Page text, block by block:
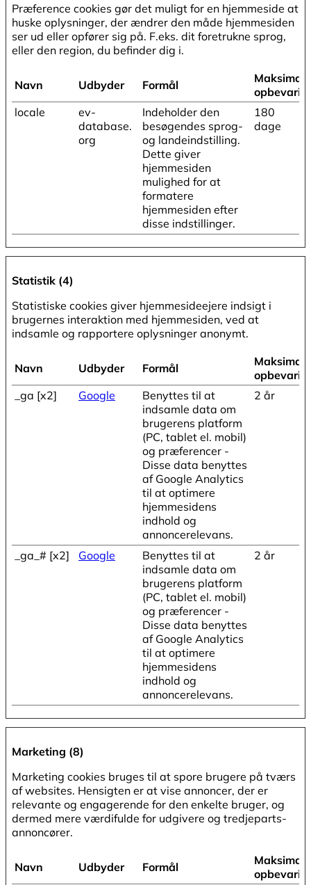
Præference cookies gør det muligt for en hjemmeside at
huske oplysninger, der ændrer den måde hjemmesiden
ser ud eller opfører sig på. F.eks. dit foretrukne sprog,
eller den region, du befinder dig i.
Navn Udbyder Formål
Maksimal
locale
ev-
database.
org
Indeholder den
besøgendes sprog-
og landeindstilling.
Dette giver
hjemmesiden
mulighed for at
formatere
hjemmesiden efter
disse indstillinger.
180
dage
Statistik (4)
Statistiske cookies giver hjemmesideejere indsigt i
brugernes interaktion med hjemmesiden, ved at
indsamle og rapportere oplysninger anonymt.
Navn Udbyder Formål
Maksimal
_ga [x2]
Google
Benyttes til at
indsamle data om
brugerens platform
(PC, tablet el. mobil)
og præferencer -
Disse data benyttes
af Google Analytics
til at optimere
hjemmesidens
indhold og
annoncerelevans.
2 år
_ga_# [x2] Google
Benyttes til at
indsamle data om
brugerens platform
(PC, tablet el. mobil)
og præferencer -
Disse data benyttes
af Google Analytics
til at optimere
hjemmesidens
indhold og
annoncerelevans.
2 år
Marketing (8)
Marketing cookies bruges til at spore brugere på tværs
af websites. Hensigten er at vise annoncer, der er
relevante og engagerende for den enkelte bruger, og
dermed mere værdifulde for udgivere og tredjeparts-
annoncører.
Navn Udbyder Formål
Maksimal